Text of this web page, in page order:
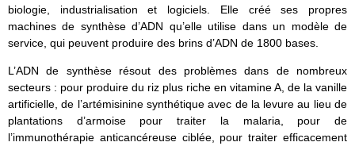
biologie, industrialisation et logiciels. Elle créé ses propres
machines de synthèse d’ADN qu’elle utilise dans un modèle de
service, qui peuvent produire des brins d’ADN de 1800 bases.
L’ADN de synthèse résout des problèmes dans de nombreux
secteurs : pour produire du riz plus riche en vitamine A, de la vanille
artificielle, de l’artémisinine synthétique avec de la levure au lieu de
plantations d’armoise pour traiter la malaria, pour de
l’immunothérapie anticancéreuse ciblée, pour traiter efficacement